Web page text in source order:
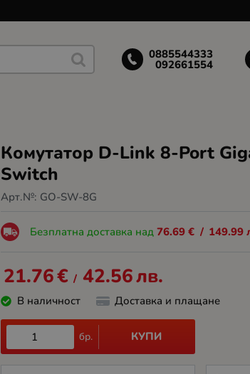
0885544333
092661554
Комутатор D-Link 8-Port
Switch
Арт.№: GO-SW-8G
Безплатна доставка над76.69 € / 149.99
21.76€ / 42.56лв.
В наличност Доставка и плащане
бр. КУПИ